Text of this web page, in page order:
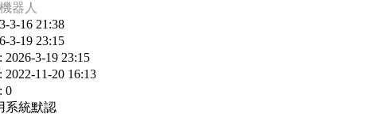
器人
3-16 21:38
3-19 23:15
3-19 23:15
11-20 16:13
0
系統默認